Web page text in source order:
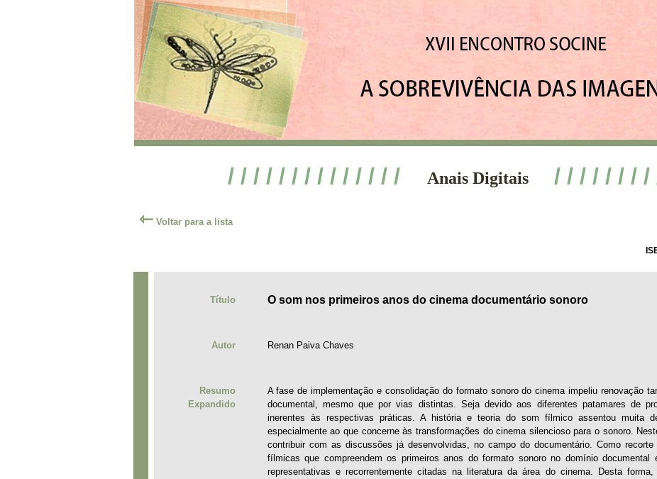
/ / / / / / / / / / / / / / Anais Digitais / / / / / / / /
⇽Voltar para a lista
Título O som nos primeiros anos do cinema documentário sonoro
Autor Renan Paiva Chaves
Resumo
Expandido
A fase de implementação e consolidação do formato sonoro do cinema impeliu renovação
documental, mesmo que por vias distintas. Seja devido aos diferentes patamares de
inerentes às respectivas práticas. A história e teoria do som fílmico assentou muita
especialmente ao que concerne às transformações do cinema silencioso para o sonoro.
contribuir com as discussões já desenvolvidas, no campo do documentário. Como
fílmicas que compreendem os primeiros anos do formato sonoro no domínio
representativas e recorrentemente citadas na literatura da área do cinema. Desta